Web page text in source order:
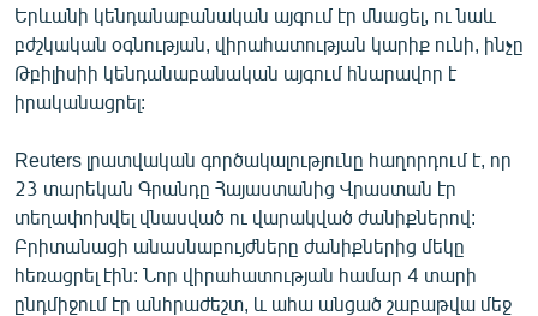
Հայերեն
English
ՀԵՏԵՎԵՔ ՄԵԶ
Երևանի կենդանաբանական այգում էր մնացել, ու նաև
բժշկական օգնության, վիրահատության կարիք ունի, ինչը
Թբիլիսիի կենդանաբանական այգում հնարավոր է
իրականացրել:
Reuters լրատվական գործակալությունը հաղորդում է, որ
23 տարեկան Գրանդը Հայաստանից Վրաստան էր
տեղափոխվել վնասված ու վարակված ժանիքներով:
Բրիտանացի անասնաբույժները ժանիքներից մեկը
հեռացրել էին: Նոր վիրահատության համար 4 տարի
ընդմիջում էր անհրաժեշտ, և ահա անցած շաբաթվա մեջ